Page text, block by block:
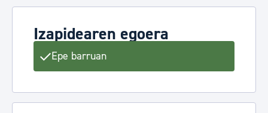
Izapidearen egoera
Epe barruan